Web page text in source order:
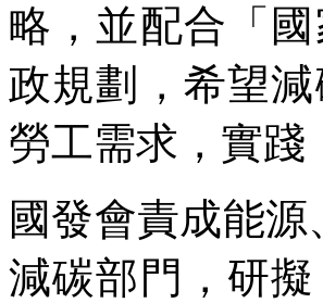
略，並配合「
政規劃，希望
勞工需求，實踐
國發會責成能
減碳部門，研